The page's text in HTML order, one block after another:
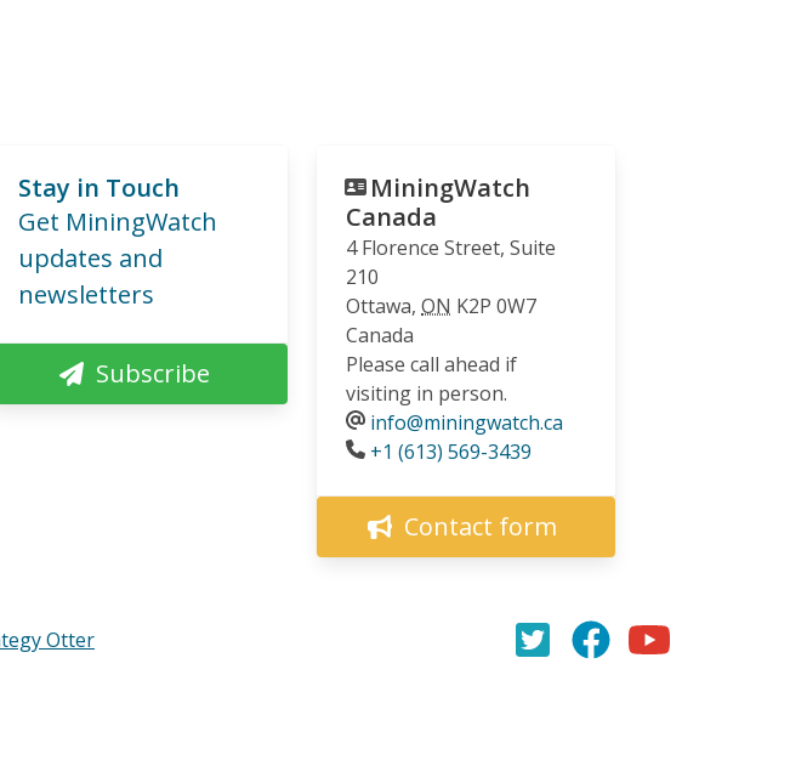
Stay in Touch
Get MiningWatch
updates and
newsletters
Subscribe
MiningWatch
Canada
4 Florence Street, Suite
210
Ottawa, ON K2P 0W7
Canada
Please call ahead if
visiting in person.
info@miningwatch.ca
Phone
+1 (613) 569-3439
Contact form
Otter